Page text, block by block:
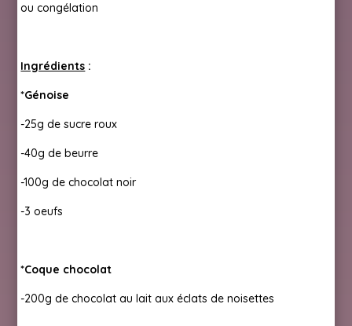
ou congélation
Ingrédients :
*Génoise
-25g de sucre roux
-40g de beurre
-100g de chocolat noir
-3 oeufs
*Coque chocolat
-200g de chocolat au lait aux éclats de noisettes